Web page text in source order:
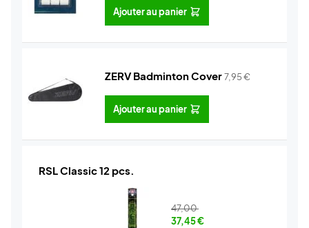
Ajouter au panier
ZERV Badminton Cover7,95€
Ajouter au panier
RSL Classic 12 pcs.
47,00
37,45€